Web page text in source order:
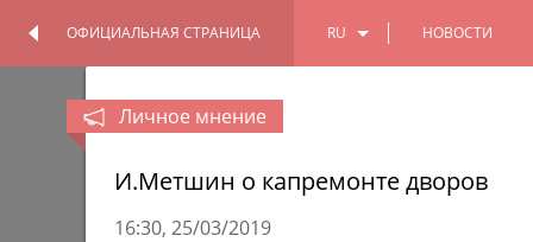
ОФИЦИАЛЬНАЯ СТРАНИЦА RU НОВОСТИ
Личное мнение
И.Метшин о капремонте дворов
16:30 25/03/2019
ПЕРСОНАЛЬНАЯ
ОФИЦИАЛЬНАЯ